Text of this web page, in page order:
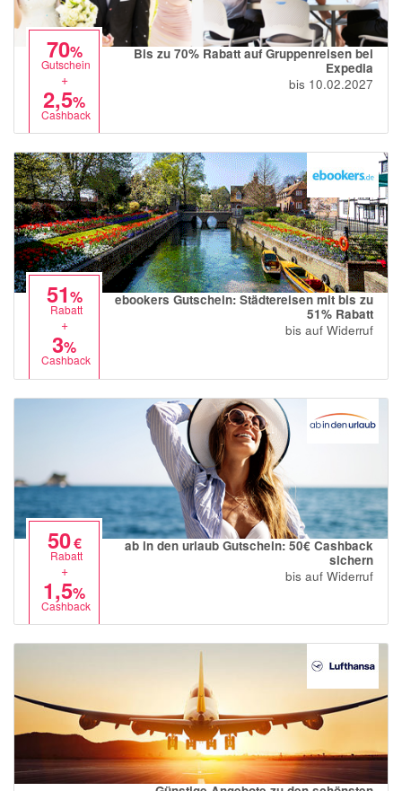
70%
Gutschein
+
2,5%
Cashback
Bis zu 70% Rabatt auf Gruppenreisen bei
Expedia
bis 10.02.2027
51%
Rabatt
+
3%
Cashback
ebookers Gutschein: Städtereisen mit bis zu
51% Rabatt
bis auf Widerruf
50€
Rabatt
+
1,5%
Cashback
ab in den urlaub Gutschein: 50€ Cashback
sichern
bis auf Widerruf